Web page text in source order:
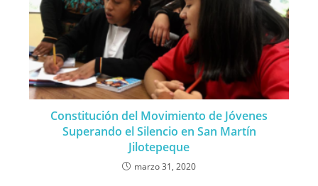
Constitución del Movimiento de Jóvenes
Superando el Silencio en San Martín
Jilotepeque
marzo 31, 2020